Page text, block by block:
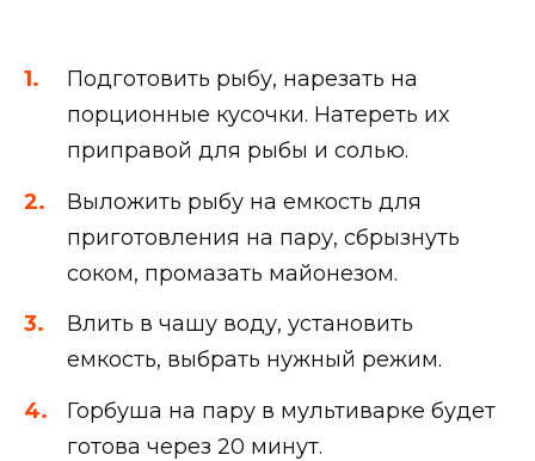
Подготовить рыбу, нарезать на
порционные кусочки. Натереть их
приправой для рыбы и солью.
Выложить рыбу на емкость для
приготовления на пару, сбрызнуть
соком, промазать майонезом.
Влить в чашу воду, установить
емкость, выбрать нужный режим.
Горбуша на пару в мультиварке будет
готова через 20 минут.